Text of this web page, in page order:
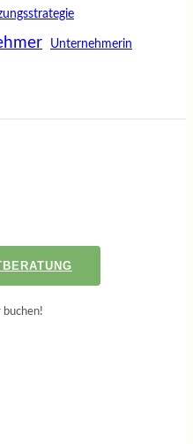
Unternehmerin
buchen!